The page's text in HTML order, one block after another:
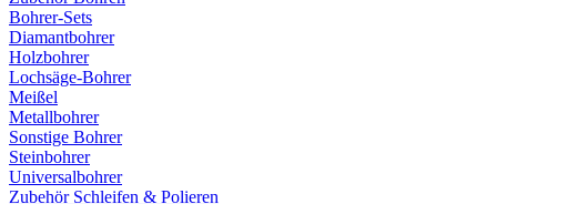
Bohrer-Sets
Diamantbohrer
Holzbohrer
Lochsäge-Bohrer
Meißel
Metallbohrer
Sonstige Bohrer
Steinbohrer
Universalbohrer
Zubehör Schleifen & Polieren